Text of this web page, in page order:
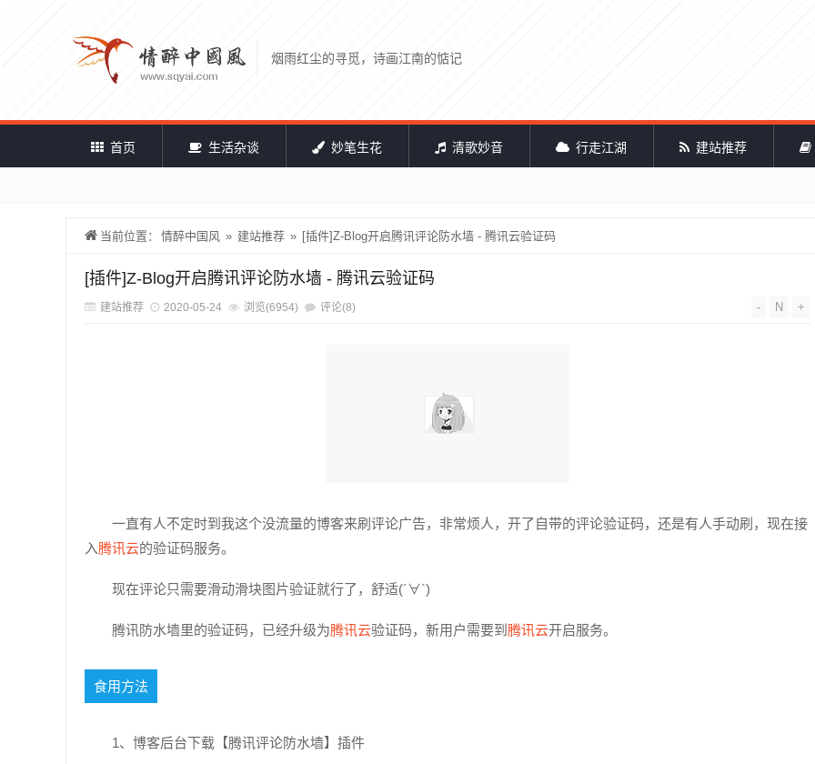
烟雨红尘的寻觅，诗画江南的惦记
首页 生活杂谈 妙笔生花 清歌妙音 行走江湖 建站推荐
当前位置： 情醉中国风 » 建站推荐 » [插件]Z-Blog开启腾讯评论防水墙 - 腾讯云验证码
[插件]Z-Blog开启腾讯评论防水墙 - 腾讯云验证码
建站推荐 2020-05-24 浏览(6954) 评论(8) - N +
一直有人不定时到我这个没流量的博客来刷评论广告，非常烦人，开了自带的评论验证码，还是有人手动刷，现在接
入腾讯云的验证码服务。
现在评论只需要滑动滑块图片验证就行了，舒适(´∀`)
腾讯防水墙里的验证码，已经升级为腾讯云验证码，新用户需要到 腾讯云开启服务。
食用方法
1、博客后台下载【腾讯评论防水墙】插件